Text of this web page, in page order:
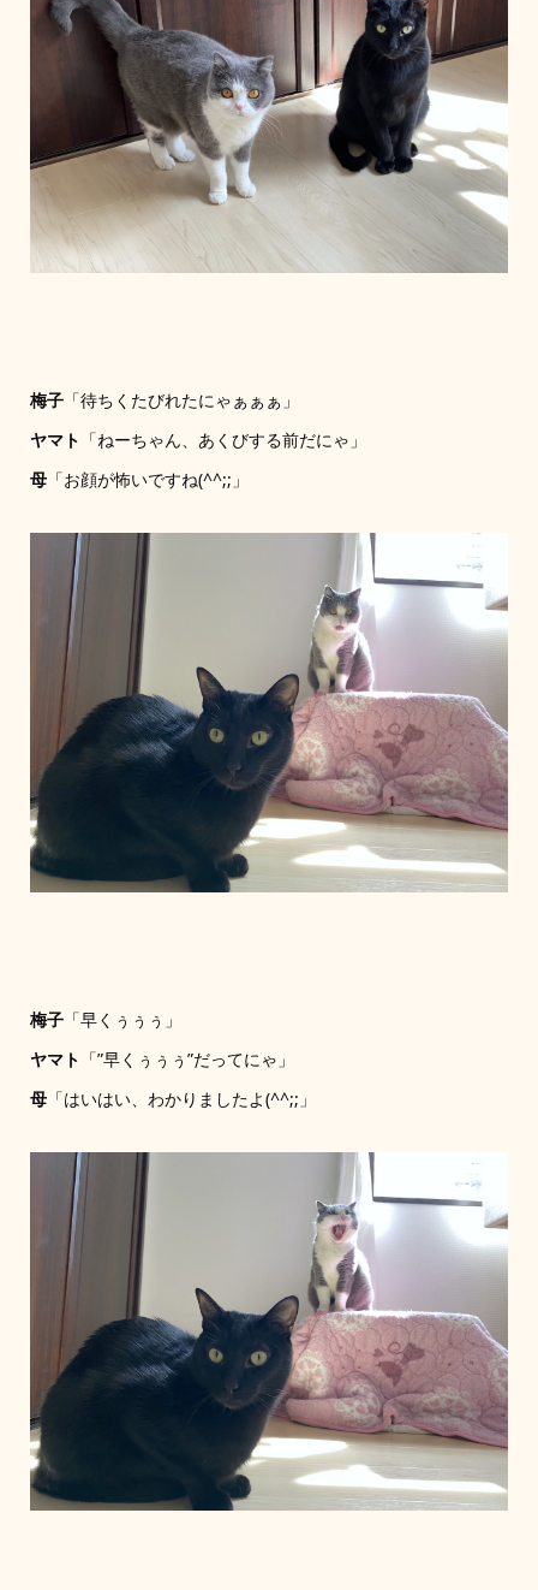
梅子「待ちくたびれたにゃぁぁぁ」
ヤマト 「ねーちゃん、あくびする前だにゃ」
母「お顔が怖いですね(^^;;」
梅子「早くぅぅぅ」
ヤマト 「”早くぅぅぅ”だってにゃ」
母「はいはい、わかりましたよ(^^;;」